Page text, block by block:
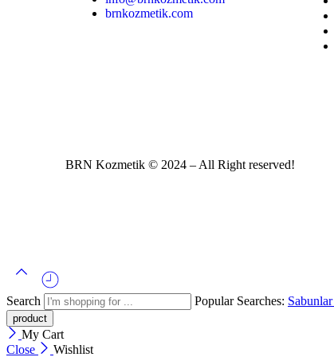
brnkozmetik.com
BRN Kozmetik © 2024 – All Right reserved!
Search Popular Searches: Sabunlar
My Cart
Close
Wishlist